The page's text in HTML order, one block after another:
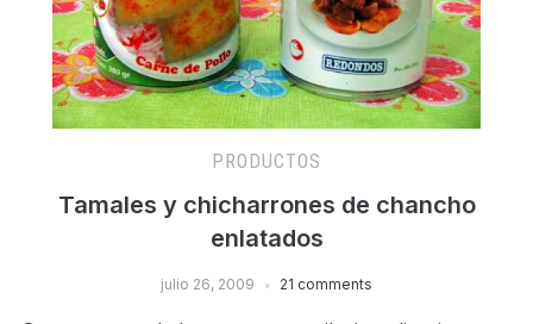
PRODUCTOS
Tamales y chicharrones de chancho
enlatados
julio 26, 2009 21 comments